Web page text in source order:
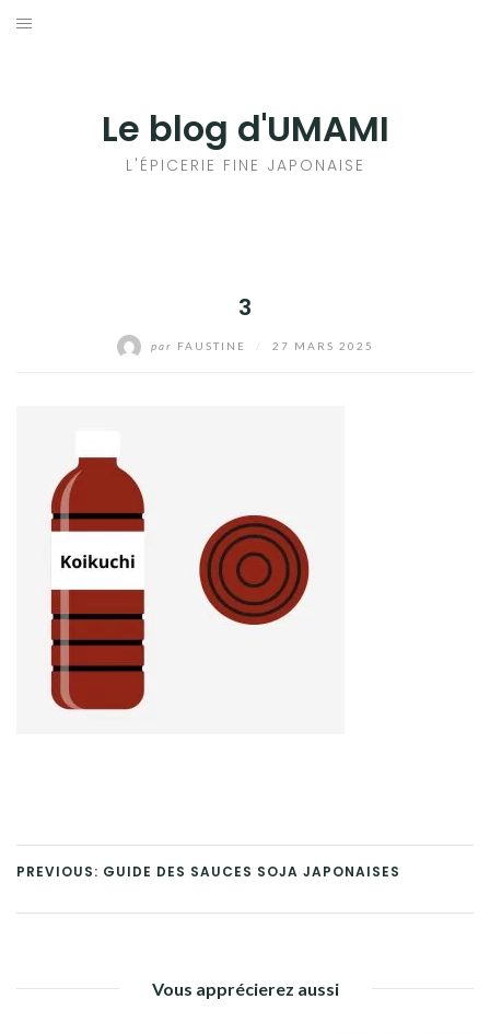
Aller
Le blog d'UMAMI
L'ÉPICERIE FINE JAPONAISE
3
par FAUSTINE 27 MARS 2025
PREVIOUS: GUIDE DES SAUCES SOJA JAPONAISES
Vous apprécierez aussi